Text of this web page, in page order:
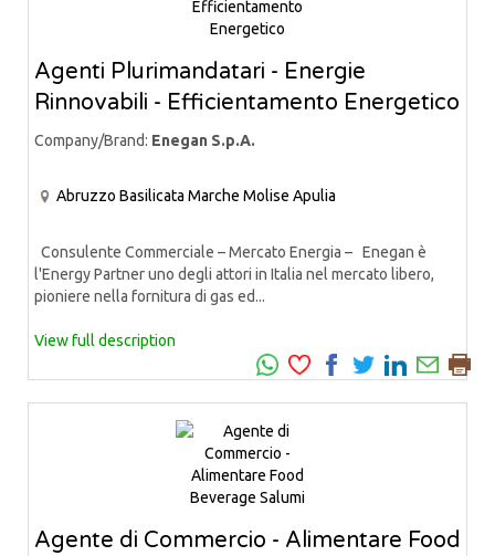
Agenti Plurimandatari - Energie
Rinnovabili - Efficientamento Energetico
Company/Brand: Enegan S.p.A.
Abruzzo Basilicata Marche Molise Apulia
Consulente Commerciale – Mercato Energia – Enegan è
l'Energy Partner uno degli attori in Italia nel mercato libero,
pioniere nella fornitura di gas ed...
View full description
Agente di Commercio - Alimentare Food